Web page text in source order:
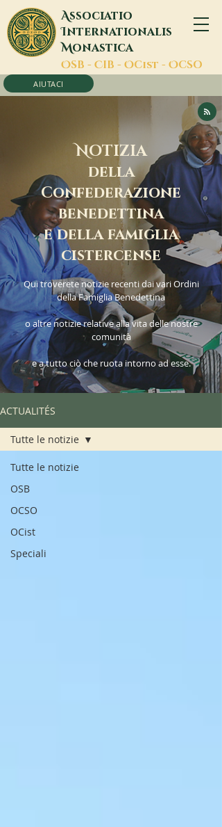
Associatio
Internationalis
Monastica
OSB - CIB - OCist - OCSO
AIUTACI
NOTIZIA
della
Confederazione
benedettina
e della famiglia
cistercense
Qui troverete notizie recenti dai vari Ordini
della Famiglia Benedettina
o altre notizie relative alla vita delle nostre
comunità
e a tutto ciò che ruota intorno ad esse.
ACTUALITÉS
Tutte le notizie
OSB
OCSO
OCist
Speciali
Tutte le notizie